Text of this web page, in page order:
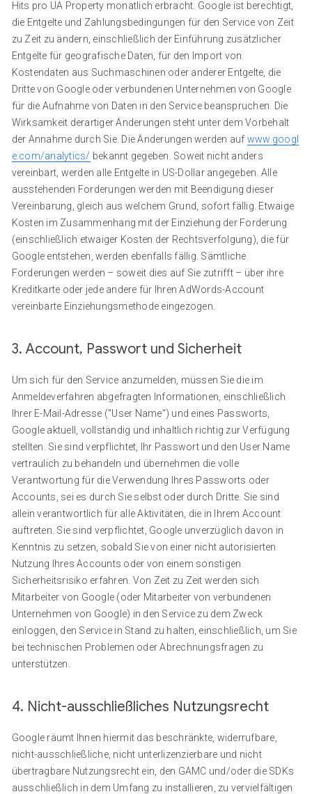
Hits pro UA Property monatlich erbracht. Google ist berechtigt,
die Entgelte und Zahlungsbedingungen für den Service von Zeit
zu Zeit zu ändern, einschließlich der Einführung zusätzlicher
Entgelte für geografische Daten, für den Import von
Kostendaten aus Suchmaschinen oder anderer Entgelte, die
Dritte von Google oder verbundenen Unternehmen von Google
für die Aufnahme von Daten in den Service beanspruchen. Die
Wirksamkeit derartiger Änderungen steht unter dem Vorbehalt
der Annahme durch Sie. Die Änderungen werden auf www.googl
e.com/analytics/ bekannt gegeben. Soweit nicht anders
vereinbart, werden alle Entgelte in US-Dollar angegeben. Alle
ausstehenden Forderungen werden mit Beendigung dieser
Vereinbarung, gleich aus welchem Grund, sofort fällig. Etwaige
Kosten im Zusammenhang mit der Einziehung der Forderung
(einschließlich etwaiger Kosten der Rechtsverfolgung), die für
Google entstehen, werden ebenfalls fällig. Sämtliche
Forderungen werden – soweit dies auf Sie zutrifft – über ihre
Kreditkarte oder jede andere für Ihren AdWords-Account
vereinbarte Einziehungsmethode eingezogen.
3. Account, Passwort und Sicherheit
Um sich für den Service anzumelden, müssen Sie die im
Anmeldeverfahren abgefragten Informationen, einschließlich
Ihrer E-Mail-Adresse ("User Name") und eines Passworts,
Google aktuell, vollständig und inhaltlich richtig zur Verfügung
stellten. Sie sind verpflichtet, Ihr Passwort und den User Name
vertraulich zu behandeln und übernehmen die volle
Verantwortung für die Verwendung Ihres Passworts oder
Accounts, sei es durch Sie selbst oder durch Dritte. Sie sind
allein verantwortlich für alle Aktivitäten, die in Ihrem Account
auftreten. Sie sind verpflichtet, Google unverzüglich davon in
Kenntnis zu setzen, sobald Sie von einer nicht autorisierten
Nutzung Ihres Accounts oder von einem sonstigen
Sicherheitsrisiko erfahren. Von Zeit zu Zeit werden sich
Mitarbeiter von Google (oder Mitarbeiter von verbundenen
Unternehmen von Google) in den Service zu dem Zweck
einloggen, den Service in Stand zu halten, einschließlich, um Sie
bei technischen Problemen oder Abrechnungsfragen zu
unterstützen.
4. Nicht-ausschließliches Nutzungsrecht
Google räumt Ihnen hiermit das beschränkte, widerrufbare,
nicht-ausschließliche, nicht unterlizenzierbare und nicht
übertragbare Nutzungsrecht ein, den GAMC und/oder die SDKs
ausschließlich in dem Umfang zu installieren, zu vervielfältigen